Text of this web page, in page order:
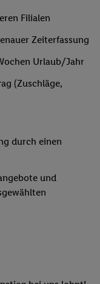
Filialen
Zeiterfassung
Urlaub/Jahr
(Zuschläge,
durch einen
und